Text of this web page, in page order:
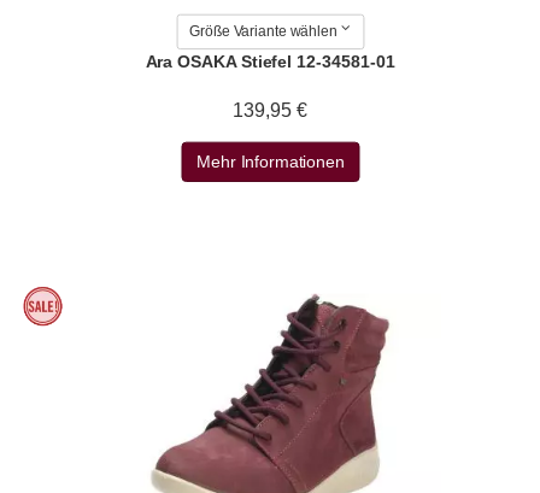
Größe Variante wählen
Ara OSAKA Stiefel 12-34581-01
139,95 €
Mehr Informationen